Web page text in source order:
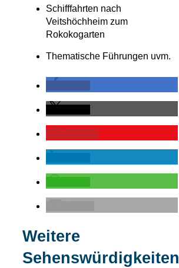
Schifffahrten nach
Veitshöchheim zum
Rokokogarten
Thematische Führungen uvm.
Weitere
Sehenswürdigkeiten